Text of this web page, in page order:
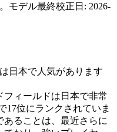
モデル最終校正日 : 2026-
日本で人気があります
ィールドは日本で非常
17位にランクされていま
ることは、最近さらに